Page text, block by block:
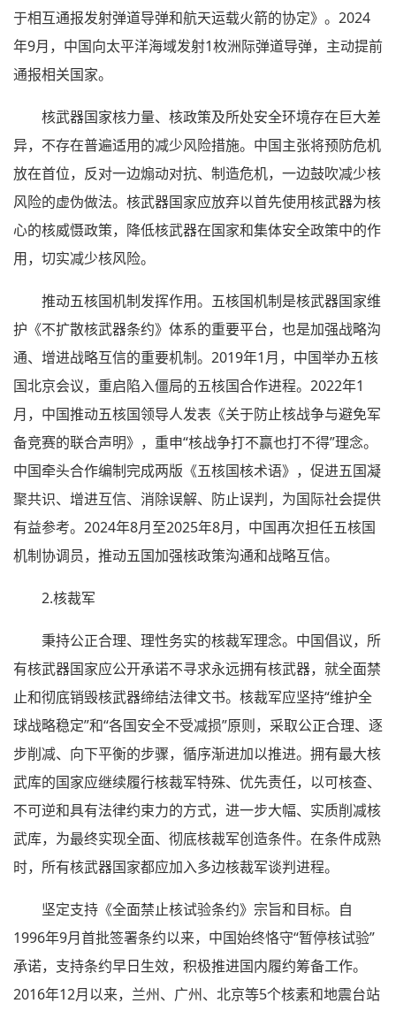
于相互通报发射弹道导弹和航天运载火箭的协定》。2024
年9月，中国向太平洋海域发射1枚洲际弹道导弹，主动提前
通报相关国家。
核武器国家核力量、核政策及所处安全环境存在巨大差
异，不存在普遍适用的减少风险措施。中国主张将预防危机
放在首位，反对一边煽动对抗、制造危机，一边鼓吹减少核
风险的虚伪做法。核武器国家应放弃以首先使用核武器为核
心的核威慑政策，降低核武器在国家和集体安全政策中的作
用，切实减少核风险。
推动五核国机制发挥作用。五核国机制是核武器国家维
护《不扩散核武器条约》体系的重要平台，也是加强战略沟
通、增进战略互信的重要机制。2019年1月，中国举办五核
国北京会议，重启陷入僵局的五核国合作进程。2022年1
月，中国推动五核国领导人发表《关于防止核战争与避免军
备竞赛的联合声明》，重申“核战争打不赢也打不得”理念。
中国牵头合作编制完成两版《五核国核术语》，促进五国凝
聚共识、增进互信、消除误解、防止误判，为国际社会提供
有益参考。2024年8月至2025年8月，中国再次担任五核国
机制协调员，推动五国加强核政策沟通和战略互信。
2.核裁军
秉持公正合理、理性务实的核裁军理念。中国倡议，所
有核武器国家应公开承诺不寻求永远拥有核武器，就全面禁
止和彻底销毁核武器缔结法律文书。核裁军应坚持“维护全
球战略稳定”和“各国安全不受减损”原则，采取公正合理、逐
步削减、向下平衡的步骤，循序渐进加以推进。拥有最大核
武库的国家应继续履行核裁军特殊、优先责任，以可核查、
不可逆和具有法律约束力的方式，进一步大幅、实质削减核
武库，为最终实现全面、彻底核裁军创造条件。在条件成熟
时，所有核武器国家都应加入多边核裁军谈判进程。
坚定支持《全面禁止核试验条约》宗旨和目标。自
1996年9月首批签署条约以来，中国始终恪守“暂停核试验”
承诺，支持条约早日生效，积极推进国内履约筹备工作。
2016年12月以来，兰州、广州、北京等5个核素和地震台站